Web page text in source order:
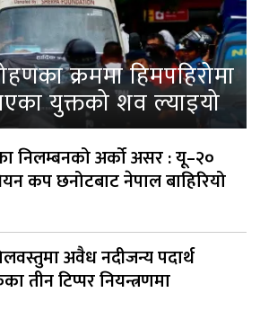
क्रममा हिमपहिरोमा
युक्तको शव ल्याइयो
निलम्बनको अर्को असर : यू–२०
कप छनोटबाट नेपाल बाहिरियो
अवैध नदीजन्य पदार्थ
तीन टिप्पर नियन्त्रणमा